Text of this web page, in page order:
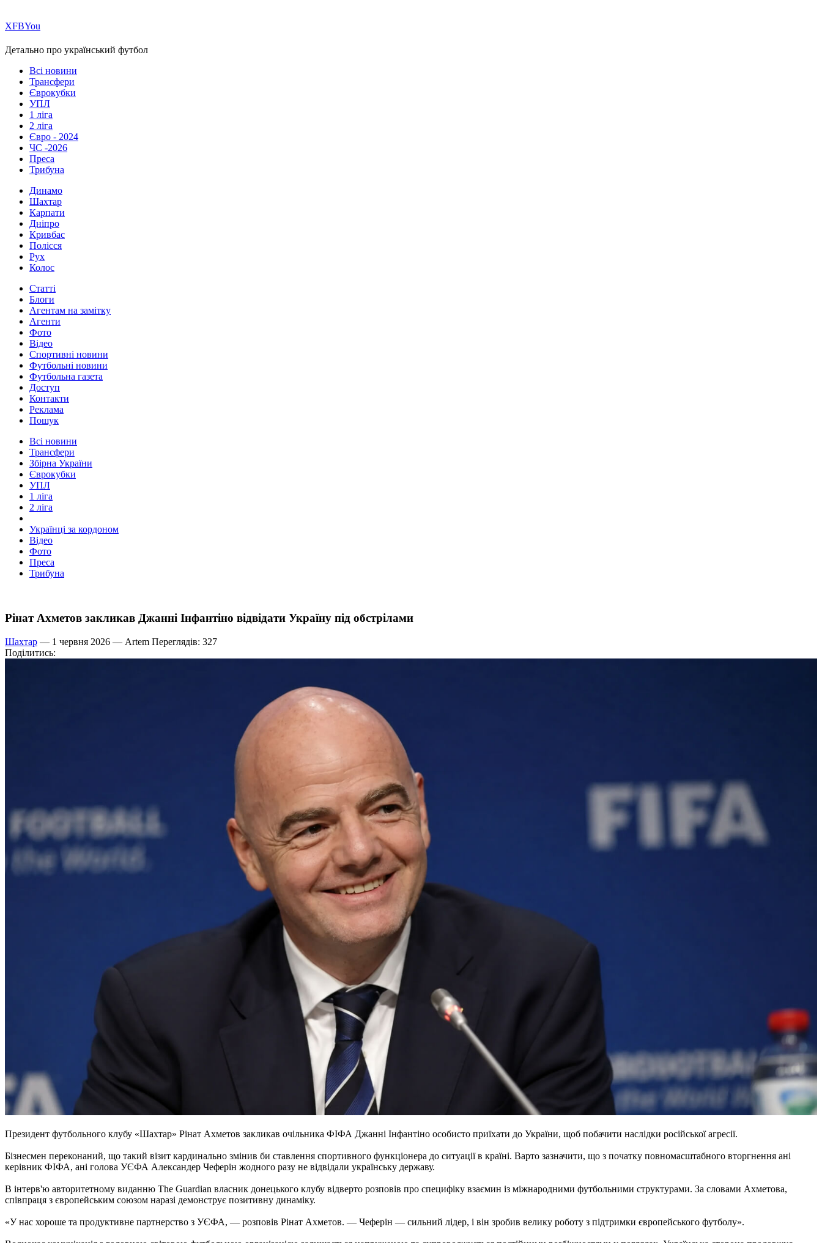
ХFBYou
Детально про український футбол
Всі новини
Трансфери
Єврокубки
УПЛ
1 ліга
2 ліга
Євро - 2024
ЧС -2026
Преса
Трибуна
Динамо
Шахтар
Карпати
Дніпро
Кривбас
Полісся
Рух
Колос
Статті
Блоги
Агентам на замітку
Агенти
Фото
Відео
Спортивні новини
Футбольні новини
Футбольна газета
Доступ
Контакти
Реклама
Пошук
Всі новини
Трансфери
Збірна України
Єврокубки
УПЛ
1 ліга
2 ліга
Українці за кордоном
Відео
Фото
Преса
Трибуна
Рінат Ахметов закликав Джанні Інфантіно відвідати Україну під обстрілами
Шахтар — 1 червня 2026 — Artem Переглядів: 327
Поділитись:
Президент футбольного клубу «Шахтар» Рінат Ахметов закликав очільника ФІФА Джанні Інфантіно особисто приїхати до України, щоб побачити наслідки російської агресії.
Бізнесмен переконаний, що такий візит кардинально змінив би ставлення спортивного функціонера до ситуації в країні. Варто зазначити, що з початку повномасштабного вторгнення ані
керівник ФІФА, ані голова УЄФА Александер Чеферін жодного разу не відвідали українську державу.
В інтерв'ю авторитетному виданню The Guardian власник донецького клубу відверто розповів про специфіку взаємин із міжнародними футбольними структурами. За словами Ахметова,
співпраця з європейським союзом наразі демонструє позитивну динаміку.
«У нас хороше та продуктивне партнерство з УЄФА, — розповів Рінат Ахметов. — Чеферін — сильний лідер, і він зробив велику роботу з підтримки європейського футболу».